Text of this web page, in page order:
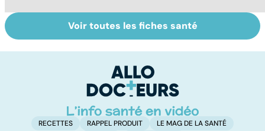
Tout savoir sur
les infections
Inflammation des
amygdales : que
d'angine ?
Voir toutes les fiches santé
RECETTES RAPPEL PRODUIT LE MAG DE LA SANTÉ